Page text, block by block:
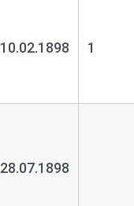
10.02.1898 1
28.07.1898